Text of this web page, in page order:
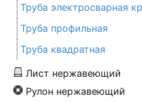
Труба электросварная
Труба профильная
Труба квадратная
Лист нержавеющий
Рулон нержавеющий